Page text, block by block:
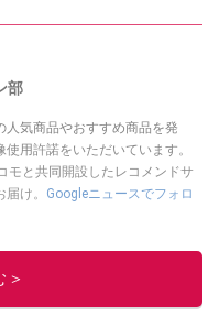
部
人気商品やおすすめ商品を発
使用許諾をいただいています。
モと共同開設したレコメンドサ
け。 Googleニュースでフォロ
シストの他の記事を読む